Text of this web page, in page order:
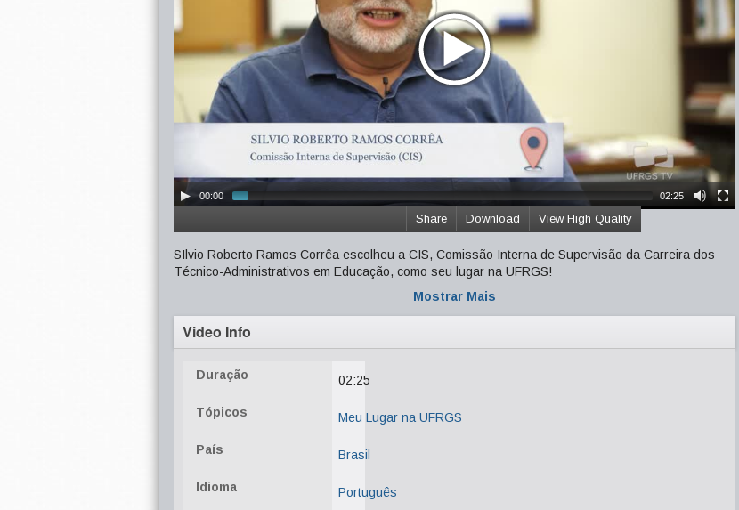
00:00 02:25
View High Quality
Download
Share
SIlvio Roberto Ramos Corrêa escolheu a CIS, Comissão Interna de Supervisão da Carreira dos
Técnico-Administrativos em Educação, como seu lugar na UFRGS!
Mostrar Mais
Video Info
Duração 02:25
Tópicos Meu Lugar na UFRGS
País Brasil
Idioma Português